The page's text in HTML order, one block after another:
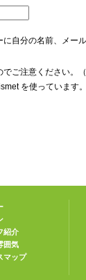
自分の名前、メー
ご注意ください。（
を使っています。
紹介
囲気
マップ